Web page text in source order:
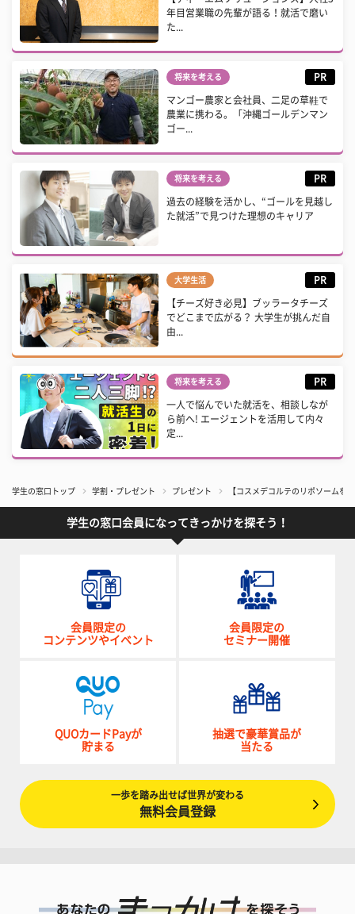
年目営業職の先輩が語る！就活で磨い
た...
将来を考える PR
マンゴー農家と会社員、二足の草鞋で
農業に携わる。「沖縄ゴールデンマン
ゴー...
将来を考える PR
過去の経験を活かし、“ゴールを見越し
た就活”で見つけた理想のキャリア
大学生活 PR
【チーズ好き必見】ブッラータチーズ
でどこまで広がる？ 大学生が挑んだ自
由...
将来を考える PR
一人で悩んでいた就活を、相談しなが
ら前へ! エージェントを活用して内々
定...
学生の窓口トップ 学割・プレゼント プレゼント 【コスメデコルテのリポソームを
学生の窓口会員になってきっかけを探そう！
会員限定の
コンテンツやイベント
会員限定の
セミナー開催
QUOカードPayが
貯まる
抽選で豪華賞品が
当たる
一歩を踏み出せば世界が変わる
無料会員登録